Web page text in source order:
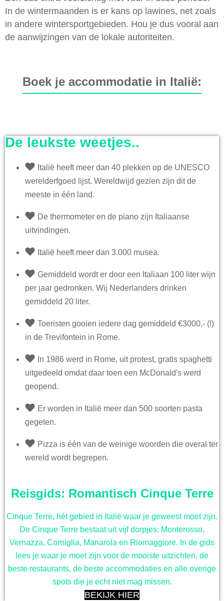
In de wintermaanden is er kans op lawines, net zoals
in andere wintersportgebieden. Hou je dus vooral aan
de aanwijzingen van de lokale autoriteiten.
Boek je accommodatie in Italië:
De leukste weetjes..
Italië heeft meer dan 40 plekken op de UNESCO
werelderfgoed lijst. Wereldwijd gezien zijn dit de
meeste in één land.
De thermometer en de piano zijn Italiaanse
uitvindingen.
Italië heeft meer dan 3.000 musea.
Gemiddeld wordt er door een Italiaan 100 liter wijn
per jaar gedronken. Wij Nederlanders drinken
gemiddeld 20 liter.
Toeristen gooien iedere dag gemiddeld €3000,- (!)
in de Trevifontein in Rome.
In 1986 werd in Rome, uit protest, gratis spaghetti
uitgedeeld omdat daar toen een McDonald's werd
geopend.
Er worden in Italië meer dan 500 soorten pasta
gegeten.
Pizza is één van de weinige woorden die overal ter
wereld wordt begrepen.
Reisgids: Romantisch Cinque Terre
Cinque Terre, hét gebied in Italië waar je geweest moet zijn.
De Cinque Terre bestaat uit vijf dorpjes: Monterosso,
Vernazza, Corniglia, Manarola en Riomaggiore. In de gids
lees je waar je moet zijn voor de mooiste uitzichten, de
beste restaurants, de beste accommodaties en alle overige
spots die je echt niet mag missen.
BEKIJK HIER